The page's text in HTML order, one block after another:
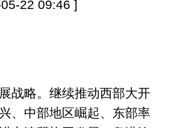
22 09:46 ]
战略。继续推动西部大开
、中部地区崛起、东部率